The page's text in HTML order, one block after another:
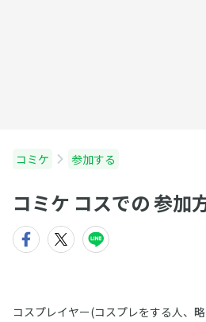
コミケ 参加する
コミケ コスでの 参加
コスプレイヤー(コスプレをする人、